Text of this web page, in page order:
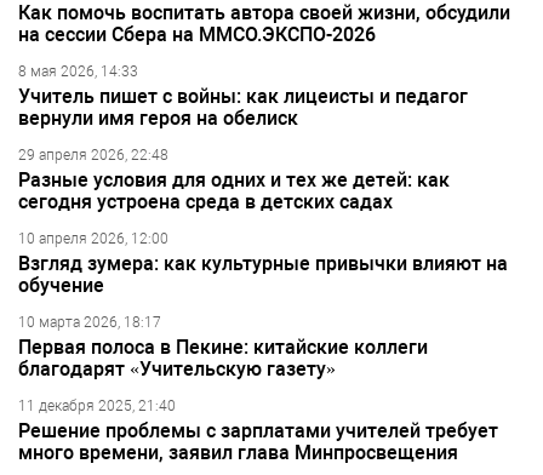
Как помочь воспитать автора своей жизни, обсудили
на сессии Сбера на ММСО.ЭКСПО-2026
8 мая 2026, 14:33
Учитель пишет с войны: как лицеисты и педагог
вернули имя героя на обелиск
29 апреля 2026, 22:48
Разные условия для одних и тех же детей: как
сегодня устроена среда в детских садах
10 апреля 2026, 12:00
Взгляд зумера: как культурные привычки влияют на
обучение
10 марта 2026, 18:17
Первая полоса в Пекине: китайские коллеги
благодарят «Учительскую газету»
11 декабря 2025, 21:40
Решение проблемы с зарплатами учителей требует
много времени, заявил глава Минпросвещения